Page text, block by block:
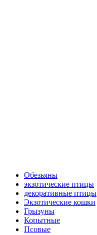
Обезьяны
экзотические птицы
декоративные птицы
Экзотические кошки
Грызуны
Копытные
Псовые